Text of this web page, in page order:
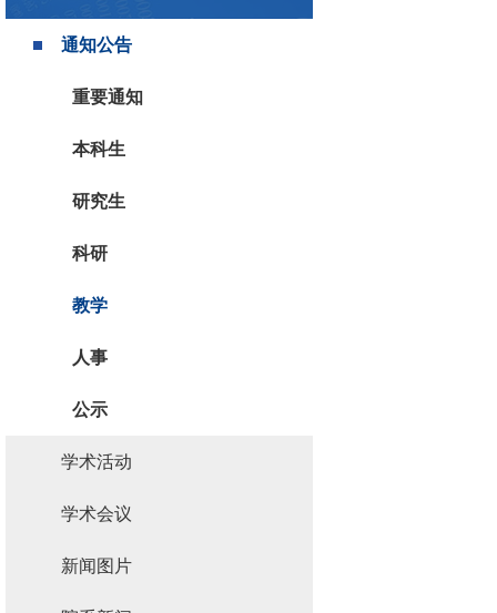
通知公告
重要通知
本科生
研究生
科研
教学
人事
公示
学术活动
学术会议
新闻图片